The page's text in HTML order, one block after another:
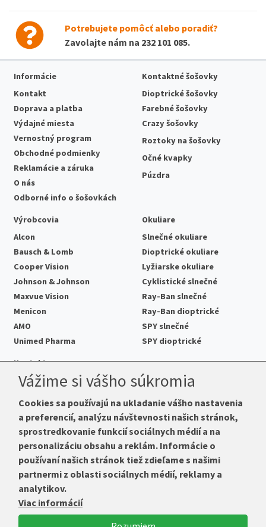
Potrebujete pomôcť alebo poradiť?
Zavolajte nám na 232 101 085.
Informácie
Kontakt
Doprava a platba
Výdajné miesta
Vernostný program
Obchodné podmienky
Reklamácie a záruka
O nás
Odborné info o šošovkách
Kontaktné šošovky
Dioptrické šošovky
Farebné šošovky
Crazy šošovky
Roztoky na šošovky
Očné kvapky
Púzdra
Výrobcovia
Alcon
Bausch & Lomb
Cooper Vision
Johnson & Johnson
Maxvue Vision
Menicon
AMO
Unimed Pharma
Okuliare
Slnečné okuliare
Dioptrické okuliare
Lyžiarske okuliare
Cyklistické slnečné
Ray-Ban slnečné
Ray-Ban dioptrické
SPY slnečné
SPY dioptrické
Kontakt
Telefón:+421 222 205 863
E-mail:info@k-sosovky.sk
Reklamačná adresa
Andrea Votavová
Revoluční 1017
290 01 Poděbrady
Česká republika
Vážime si vášho súkromia
Cookies sa používajú na ukladanie vášho nastavenia
a preferencií, analýzu návštevnosti našich stránok,
sprostredkovanie funkcií sociálnych médií a na
personalizáciu obsahu a reklám. Informácie o
používaní našich stránok tiež zdieľame s našimi
partnermi z oblasti sociálnych médií, reklamy a
analytikov.
Viac informácií